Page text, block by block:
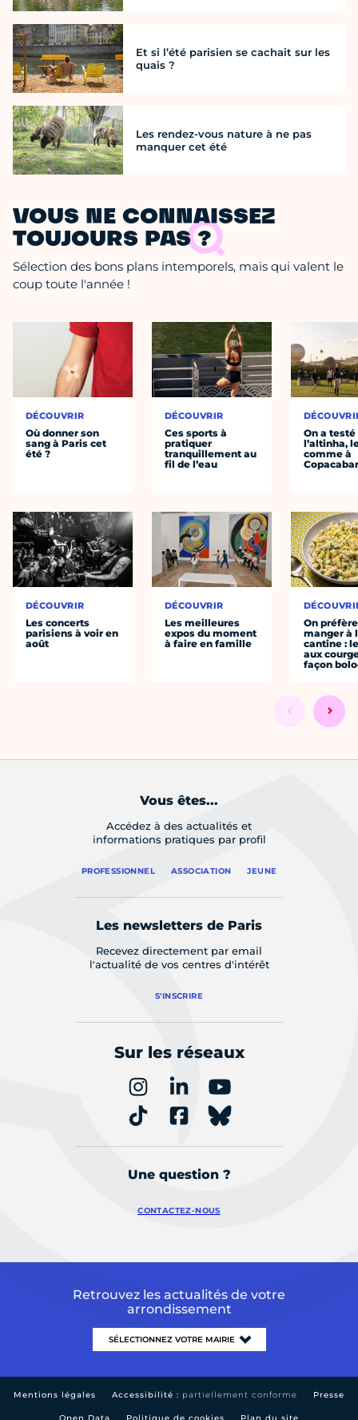
Et si l’été parisien se cachait sur les
quais ?
Les rendez-vous nature à ne pas
manquer cet été
VOUS NE CONNAISSEZ
TOUJOURS PAS ?
Sélection des bons plans intemporels, mais qui valent le
coup toute l'année !
DÉCOUVRIR
Où donner son
sang à Paris cet
été ?
DÉCOUVRIR
Les concerts
parisiens à voir en
août
DÉCOUVRIR
Ces sports à
pratiquer
tranquillement au
fil de l’eau
DÉCOUVRIR
Les meilleures
expos du moment
à faire en famille
On a testé
l’altinha,
comme à
On préfère
manger à
cantine :
aux
façon
Vous êtes...
Accédez à des actualités et
informations pratiques par profil
PROFESSIONNEL ASSOCIATION JEUNE
Les newsletters de Paris
Recevez directement par email
l'actualité de vos centres d'intérêt
S'INSCRIRE
Sur les réseaux
Une question ?
CONTACTEZ-NOUS
Retrouvez les actualités de votre
arrondissement
Mentions légales Accessibilité : partiellement conforme Presse
Open Data Politique de cookies Plan du site